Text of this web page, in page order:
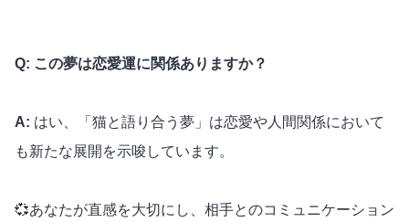
Q: この夢は恋愛運に関係ありますか？
A: はい、「猫と語り合う夢」は恋愛や人間関係において
も新たな展開を示唆しています。
💞あなたが直感を大切にし、相手とのコミュニケーション